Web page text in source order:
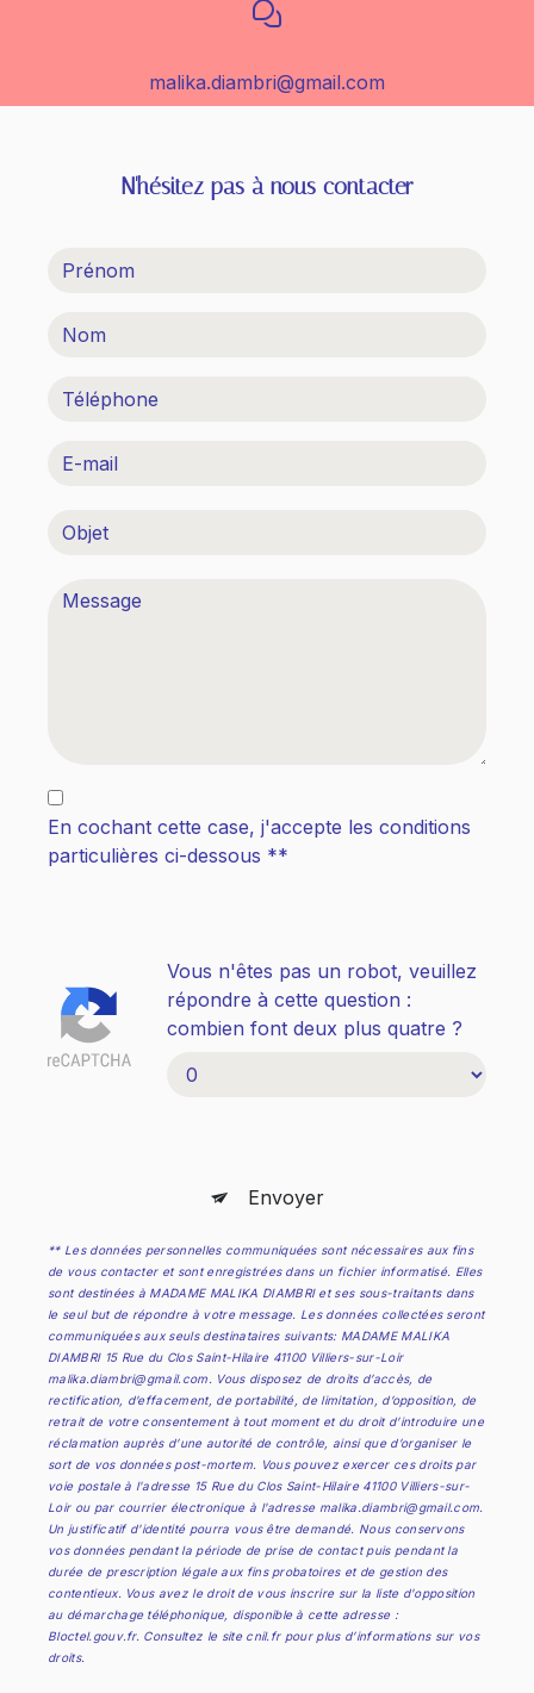
malika.diambri@gmail.com
N'hésitez pas à nous contacter
En cochant cette case, j'accepte les conditions
particulières ci-dessous **
Vous n'êtes pas un robot, veuillez
répondre à cette question :
combien font deux plus quatre ?
Envoyer
** Les données personnelles communiquées sont nécessaires aux fins
de vous contacter et sont enregistrées dans un fichier informatisé. Elles
sont destinées à MADAME MALIKA DIAMBRI et ses sous-traitants dans
le seul but de répondre à votre message. Les données collectées seront
communiquées aux seuls destinataires suivants: MADAME MALIKA
DIAMBRI 15 Rue du Clos Saint-Hilaire 41100 Villiers-sur-Loir
malika.diambri@gmail.com. Vous disposez de droits d’accès, de
rectification, d’effacement, de portabilité, de limitation, d’opposition, de
retrait de votre consentement à tout moment et du droit d’introduire une
réclamation auprès d’une autorité de contrôle, ainsi que d’organiser le
sort de vos données post-mortem. Vous pouvez exercer ces droits par
voie postale à l'adresse 15 Rue du Clos Saint-Hilaire 41100 Villiers-sur-
Loir ou par courrier électronique à l'adresse malika.diambri@gmail.com.
Un justificatif d'identité pourra vous être demandé. Nous conservons
vos données pendant la période de prise de contact puis pendant la
durée de prescription légale aux fins probatoires et de gestion des
contentieux. Vous avez le droit de vous inscrire sur la liste d'opposition
au démarchage téléphonique, disponible à cette adresse :
Bloctel.gouv.fr. Consultez le site cnil.fr pour plus d’informations sur vos
droits.